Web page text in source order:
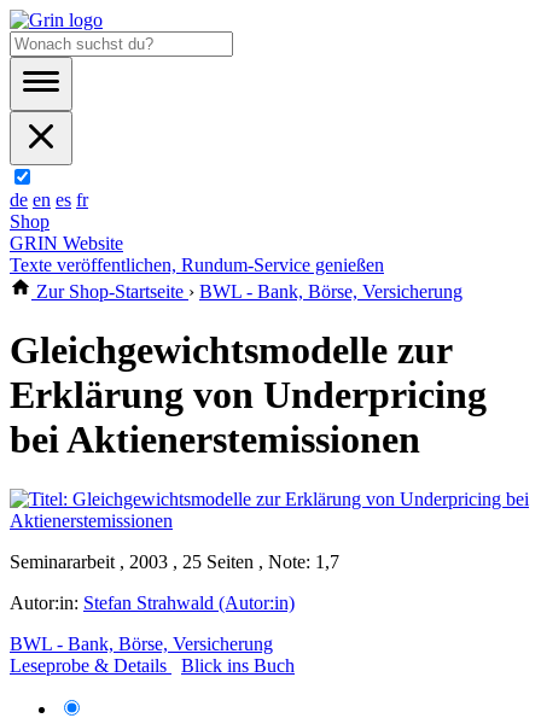
de en es fr
Shop
GRIN Website
Texte veröffentlichen, Rundum-Service genießen
Zur Shop-Startseite › BWL - Bank, Börse, Versicherung
Gleichgewichtsmodelle zur
Erklärung von Underpricing
bei Aktienerstemissionen
Seminararbeit , 2003 , 25 Seiten , Note: 1,7
Autor:in: Stefan Strahwald (Autor:in)
BWL - Bank, Börse, Versicherung
Leseprobe & Details
Blick ins Buch